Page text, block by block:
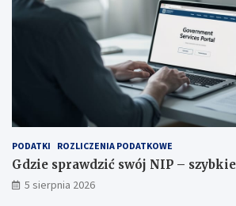
PODATKI ROZLICZENIA PODATKOWE
Gdzie sprawdzić swój NIP –
5 sierpnia 2026